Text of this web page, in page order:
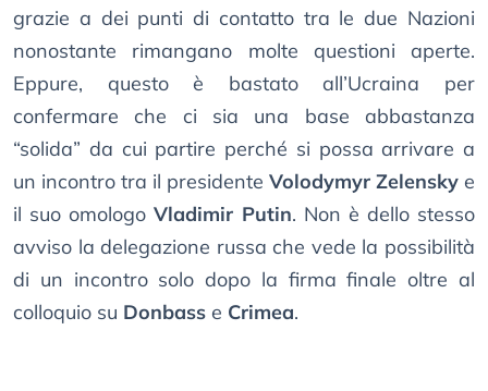
grazie a dei punti di contatto tra le due Nazioni
nonostante rimangano molte questioni aperte.
Eppure, questo è bastato all’Ucraina per
confermare che ci sia una base abbastanza
“solida” da cui partire perché si possa arrivare a
un incontro tra il presidente Volodymyr Zelensky e
il suo omologoVladimir Putin. Non è dello stesso
avviso la delegazione russa che vede la possibilità
di un incontro solo dopo la firma finale oltre al
colloquio su Donbass e Crimea.